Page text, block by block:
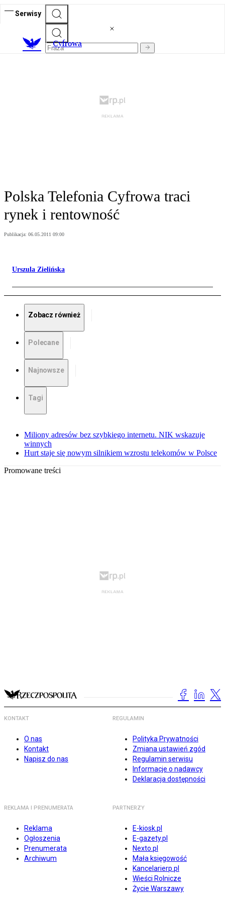
Serwisy
Cyfrowa
Polska Telefonia Cyfrowa traci
rynek i rentowność
Publikacja: 06.05.2011 09:00
Urszula Zielińska
Zobacz również
Polecane
Najnowsze
Tagi
Miliony adresów bez szybkiego internetu. NIK wskazuje
winnych
Hurt staje się nowym silnikiem wzrostu telekomów w Polsce
Promowane treści
KONTAKT
O nas
Kontakt
Napisz do nas
REGULAMIN
Polityka Prywatności
Zmiana ustawień zgód
Regulamin serwisu
Informacje o nadawcy
Deklaracja dostępności
REKLAMA I PRENUMERATA
Reklama
Ogłoszenia
Prenumerata
Archiwum
PARTNERZY
E-kiosk.pl
E-gazety.pl
Nexto.pl
Mała księgowość
Kancelarierp.pl
Wieści Rolnicze
Życie Warszawy